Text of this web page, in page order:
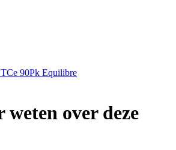
90Pk Equilibre
over deze